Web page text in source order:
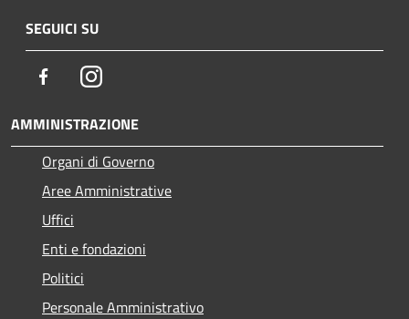
SEGUICI SU
FacebookInstagram
AMMINISTRAZIONE
Organi di Governo
Aree Amministrative
Uffici
Enti e fondazioni
Politici
Personale Amministrativo